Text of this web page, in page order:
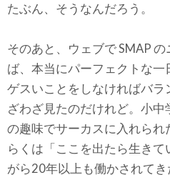
たぶん、そうなんだろう。
そのあと、ウェブで SMAP
ば、本当にパーフェクトな
ゲスいことをしなければバ
ざわざ見たのだけれど。小
の趣味でサーカスに入れら
らくは「ここを出たら生き
がら20年以上も働かされて